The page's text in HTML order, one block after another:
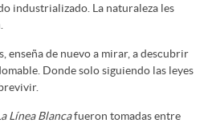
industrializado. La naturaleza les
enseña de nuevo a mirar, a descubrir
Donde solo siguiendo las leyes
Línea Blancafueron tomadas entre